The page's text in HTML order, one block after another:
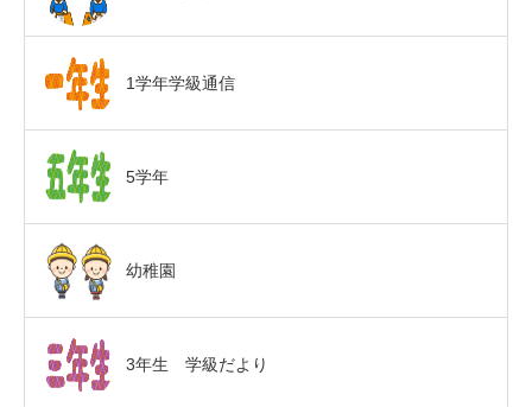
1学年学級通信
5学年
幼稚園
3年生 学級だより